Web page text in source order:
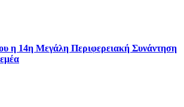
η 14η Μεγάλη Περιφερειακή Συνάντηση